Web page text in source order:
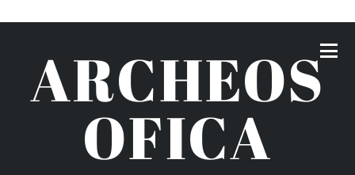
ARCHEOS
OFICA